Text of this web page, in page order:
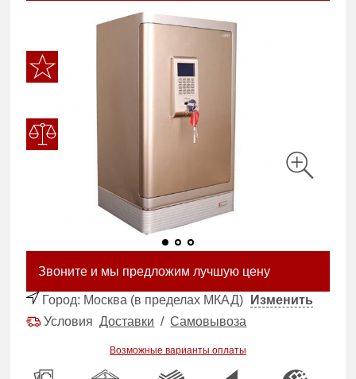
Звоните и мы предложим лучшую цену
Город: Москва (в пределах МКАД)
Изменить
УсловияДоставки /Самовывоза
Возможные варианты оплаты